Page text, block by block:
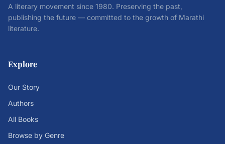
A literary movement since 1980. Preserving the past,
publishing the future — committed to the growth of Marathi
literature.
Explore
Our Story
Authors
All Books
Browse by Genre